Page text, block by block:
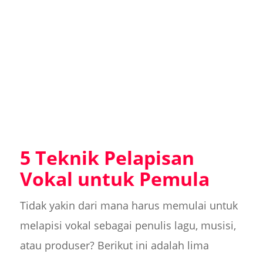
5 Teknik Pelapisan
Vokal untuk Pemula
Tidak yakin dari mana harus memulai untuk
melapisi vokal sebagai penulis lagu, musisi,
atau produser? Berikut ini adalah lima